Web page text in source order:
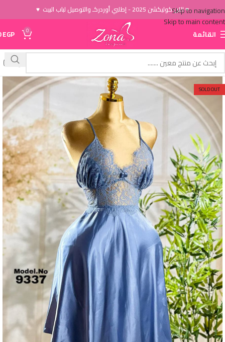
Skip to navigation
Skip to main content
♥ الاَن كوليكشن 2025 - إطلبي أوردركـ والتوصيل لباب البيت ♥
القائمة 0
EGP
SOLD OUT